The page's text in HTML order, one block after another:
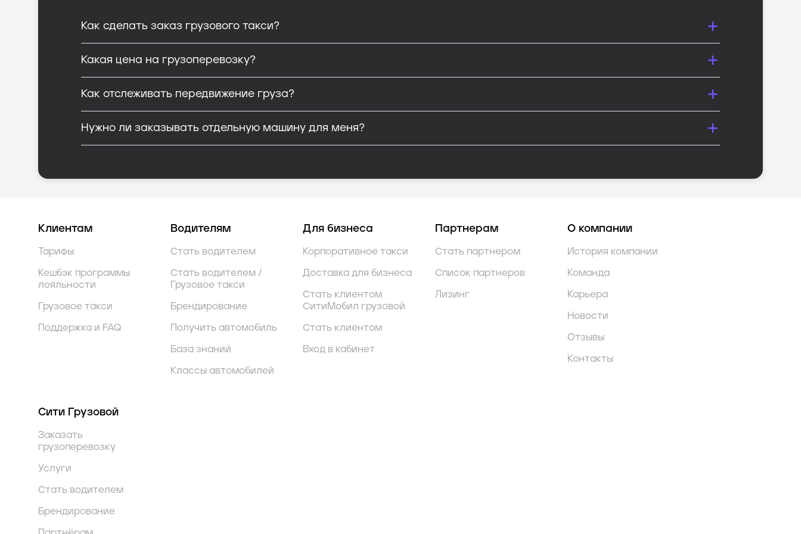
Как сделать заказ грузового такси?
Какая цена на грузоперевозку?
Как отслеживать передвижение груза?
Нужно ли заказывать отдельную машину для меня?
Клиентам
Тарифы
Кешбэк программы
лояльности
Грузовое такси
Поддержка и FAQ
Водителям
Стать водителем
Стать водителем /
Грузовое такси
Брендирование
Получить автомобиль
База знаний
Классы автомобилей
Для бизнеса
Корпоративное такси
Доставка для бизнеса
Стать клиентом
СитиМобил грузовой
Стать клиентом
Вход в кабинет
Партнерам
Стать партнером
Список партнеров
Лизинг
О компании
История компании
Команда
Карьера
Новости
Отзывы
Контакты
Сити Грузовой
Заказать
грузоперевозку
Услуги
Стать водителем
Брендирование